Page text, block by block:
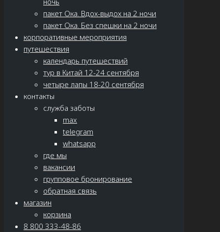
пакет Ока. Вдох-выдох на 2 ночи
пакет Ока. Без спешки на 2 ночи
корпоративные мероприятия
путешествия
календарь путешествий
тур в Китай 12-24 сентября
четыре лапы 18-20 сентября
контакты
служба заботы
max
telegram
whatsapp
где мы
вакансии
групповое бронирование
обратная связь
магазин
корзина
8 800 333-48-86